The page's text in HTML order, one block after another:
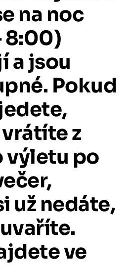
na noc
8:00)
ajsou
Pokud
vrátítez
výletu po
už nedáte,
ve